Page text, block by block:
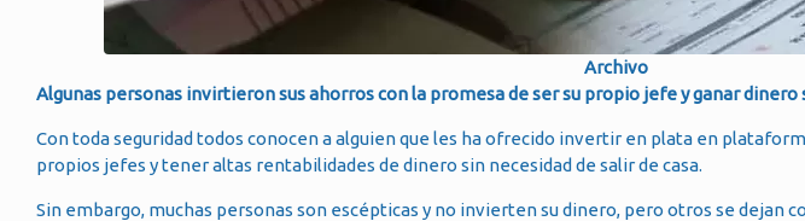
Archivo
Algunas personas invirtieron sus ahorros con la promesa de ser su propio jefe y ganar dinero
Con toda seguridad todos conocen a alguien que les ha ofrecido invertir en plata en
propios jefes y tener altas rentabilidades de dinero sin necesidad de salir de casa.
Sin embargo, muchas personas son escépticas y no invierten su dinero, pero otros se dejan